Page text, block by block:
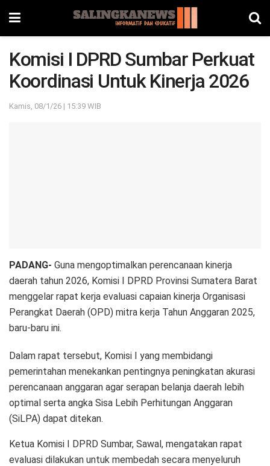
Komisi I DPRD Sumbar Perkuat
Koordinasi Untuk Kinerja 2026
Kamis, 08/1/26 | 15:39 WIB
PADANG- Guna mengoptimalkan perencanaan kinerja
daerah tahun 2026, Komisi I DPRD Provinsi Sumatera Barat
menggelar rapat kerja evaluasi capaian kinerja Organisasi
Perangkat Daerah (OPD) mitra kerja Tahun Anggaran 2025,
baru-baru ini.
Dalam rapat tersebut, Komisi I yang membidangi
pemerintahan menekankan pentingnya peningkatan akurasi
perencanaan anggaran agar serapan belanja daerah lebih
optimal serta angka Sisa Lebih Perhitungan Anggaran
(SiLPA) dapat ditekan.
Ketua Komisi I DPRD Sumbar, Sawal, mengatakan rapat
evaluasi dilakukan untuk membedah secara menyeluruh